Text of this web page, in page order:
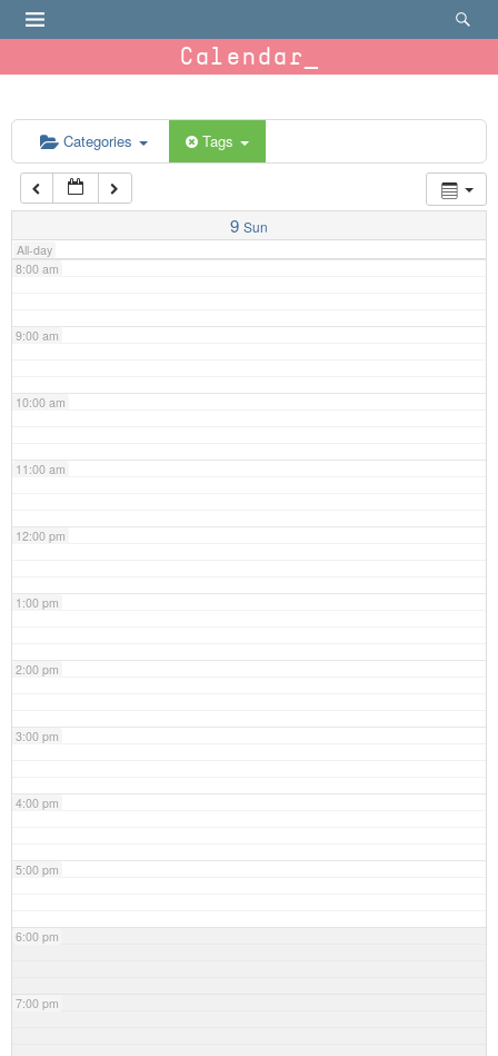
Calendar
Categories Tags
9 Sun
All-day
6:00 am
7:00 am
8:00 am
9:00 am
10:00 am
11:00 am
12:00 pm
1:00 pm
2:00 pm
3:00 pm
4:00 pm
5:00 pm
6:00 pm
7:00 pm